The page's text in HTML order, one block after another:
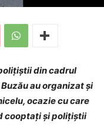
din cadrul
au organizat şi
ocazie cu care
cooptați și polițiștii